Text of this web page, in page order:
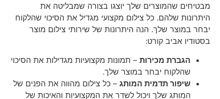
מבטיחים שהמוצרים שלך יוצגו בצורה שמבליטה את
היתרונות שלהם. כל צילום מקצועי מגדיל את הסיכוי שהלקוח
יבחר במוצר שלך. הנה היתרונות של שירותי צילום מוצר
בסטודיו אביב קורט:
הגברת מכירות – תמונות מקצועיות מגדילות את הסיכוי
שהלקוח יבחר במוצר שלך.
שיפור תדמית המותג – כל צילום מהווה את הפנים של
המותג שלך ויכול לשדר את המקצועיות והאיכות של